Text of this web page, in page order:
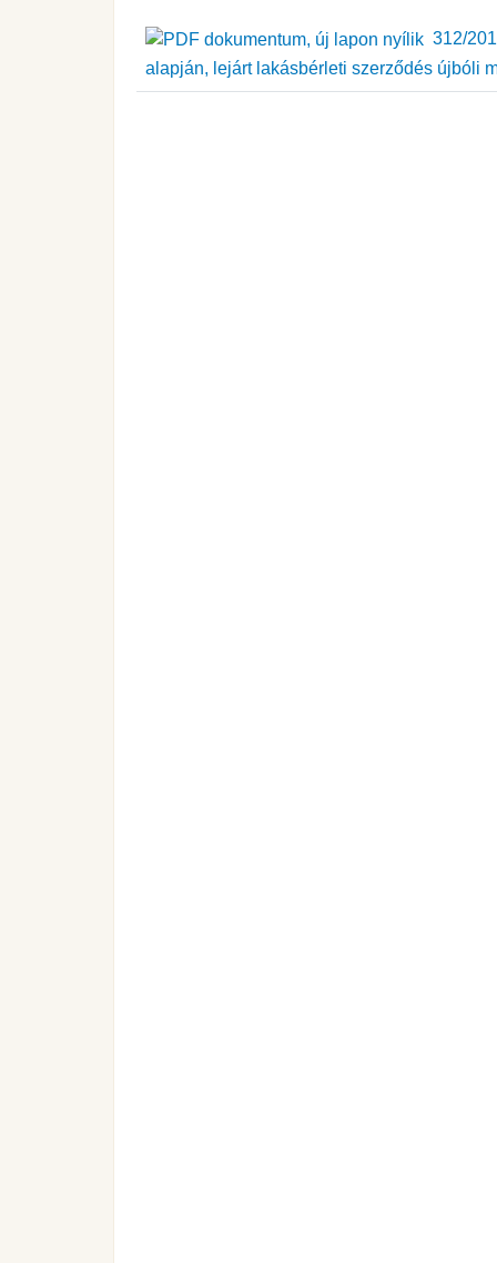
312/
alapján, lejárt lakásbérleti szerződés újbóli